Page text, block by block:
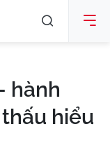
hành
hiểu